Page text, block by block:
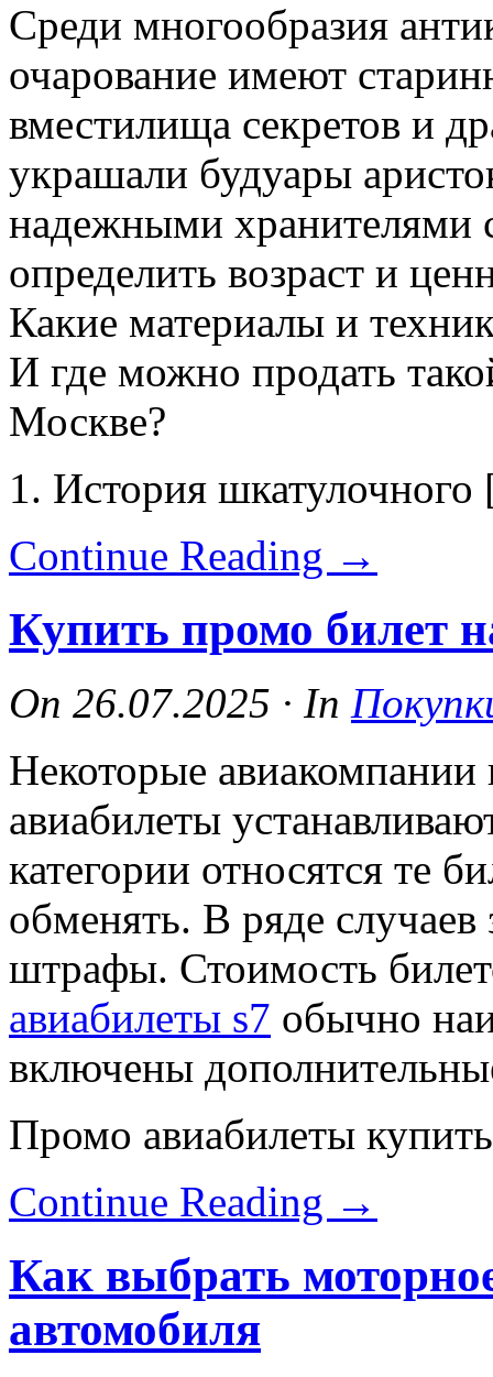
Среди многообразия
очарование имеют
вместилища секретов и
украшали будуары
надежными хранителями
определить возраст и
Какие материалы и
И где можно продать
Москве?
1. История
Continue Reading →
Купить промо билет
On 26.07.2025 · In
Некоторые
авиабилеты
категории относятся те
обменять. В ряде
штрафы. Стоимость
авиабилеты s7 обычно
включены
Промо авиабилеты
Continue Reading →
Как выбрать
автомобиля